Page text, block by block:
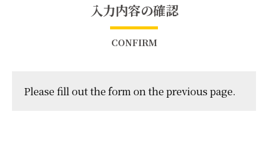
入力内容の確認
CONFIRM
Please fill out the form on the previous page.